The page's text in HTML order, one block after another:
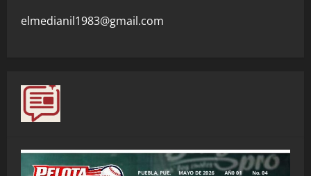
elmedianil1983@gmail.com